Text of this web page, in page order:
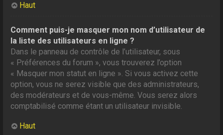
Haut
Comment puis-je masquer mon nom d’utilisateur de
la liste des utilisateurs en ligne ?
Dans le panneau de contrôle de l’utilisateur, sous
« Préférences du forum », vous trouverez l’option
« Masquer mon statut en ligne ». Si vous activez cette
option, vous ne serez visible que des administrateurs,
des modérateurs et de vous-même. Vous serez alors
comptabilisé comme étant un utilisateur invisible.
Haut